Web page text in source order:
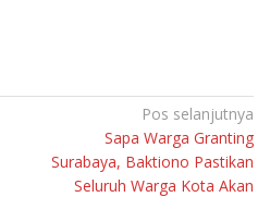
Pos selanjutnya
Sapa Warga Granting
Surabaya, Baktiono Pastikan
Seluruh Warga Kota Akan